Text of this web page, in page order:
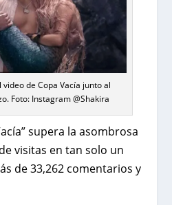
de Copa Vacía junto al
Foto: Instagram @Shakira
supera la asombrosa
visitas en tan solo un
de 33,262 comentarios y